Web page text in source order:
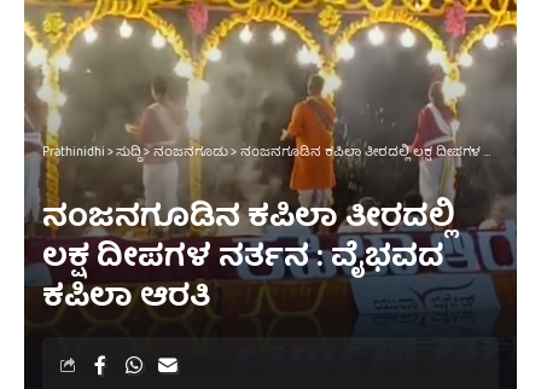
Prathinidhi>ಸುದ್ದಿ>ನಂಜನಗೂಡು>ನಂಜನಗೂಡಿನ ಕಪಿಲಾ ತೀರದಲ್ಲಿ ಲಕ್ಷ ದೀಪಗಳ ನರ್ತನ : ವೈಭವದ ಕಪಿಲಾ ಆರತಿ
ನಂಜನಗೂಡಿನ ಕಪಿಲಾ ತೀರದಲ್ಲಿ
ಲಕ್ಷ ದೀಪಗಳ ನರ್ತನ : ವೈಭವದ
ಕಪಿಲಾ ಆರತಿ